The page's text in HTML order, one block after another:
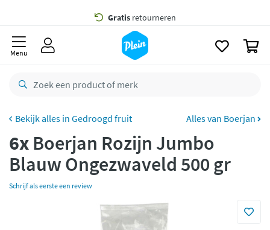
Gratis bezorging vanaf 35,- *
besteld,
retourneren
CO2 neutraal
Betaal met Klarna
Menu
Gedroogd fruit Alles van Boerjan
6x Boerjan Rozijn Jumbo
Blauw Ongezwaveld 500 gr
Schrijf als eerste een review